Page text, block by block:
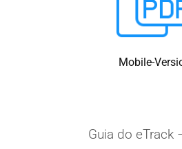
Mobile-
Guia do eTrack